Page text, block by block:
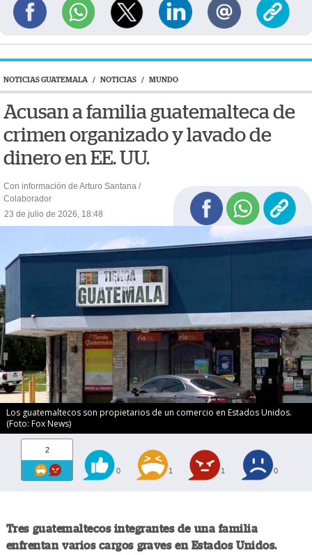
NOTICIAS GUATEMALA / NOTICIAS / MUNDO
Acusan a familia guatemalteca de
crimen organizado y lavado de
dinero en EE. UU.
Con información de Arturo Santana /
Colaborador
23 de julio de 2026, 18:48
Los guatemaltecos son propietarios de un comercio en Estados Unidos.
(Foto: Fox News)
2
0 1 1 0
Tres guatemaltecos integrantes de una familia
enfrentan varios cargos graves en Estados Unidos.